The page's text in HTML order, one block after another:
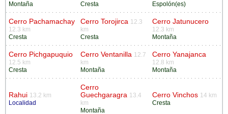
Montaña
Cresta
Espolón(es)
Cerro Pachamachay
12.3 km
Cresta
Cerro Torojirca 12.3
km
Cresta
Cerro Jatunucero
12.3 km
Montaña
Cerro Pichgapuquio
12.5 km
Cresta
Cerro Ventanilla 12.7
km
Montaña
Cerro Yanajanca
12.8 km
Montaña
Rahui 13.2 km
Localidad
Cerro
Guechgaragra 13.4
km
Montaña
Cerro Vinchos 14 km
Cresta